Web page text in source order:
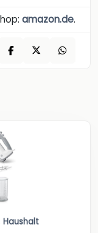
amazon.de.
Haushalt